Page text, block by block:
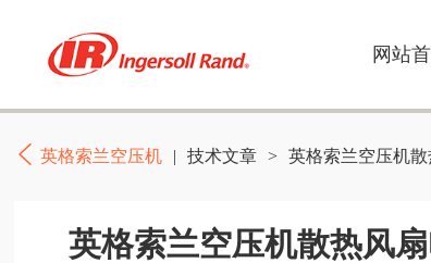
网站
英格索兰空压机 | 技术文章 > 英格索兰空压机
英格索兰空压机散热风